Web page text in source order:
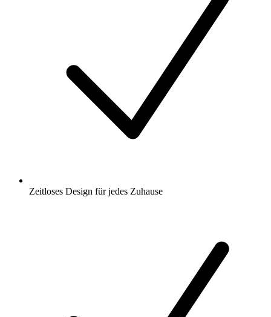
Zeitloses Design für jedes Zuhause